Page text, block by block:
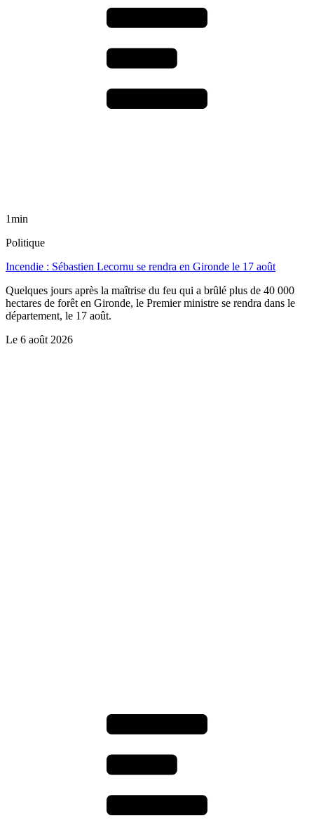
1min
Politique
Incendie : Sébastien Lecornu se rendra en Gironde le 17 août
Quelques jours après la maîtrise du feu qui a brûlé plus de 40 000
hectares de forêt en Gironde, le Premier ministre se rendra dans le
département, le 17 août.
Le 6 août 2026